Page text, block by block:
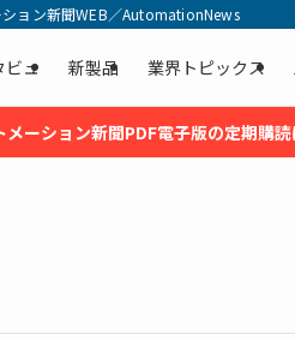
ョン新聞WEB／AutomationNews
ビュ 新製品 業界トピックス
メーション新聞PDF電子版の定期購